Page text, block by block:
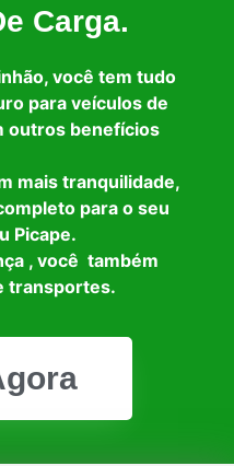
Carga.
você tem tudo
para veículos de
outros benefícios
mais tranquilidade,
para o seu
Picape.
, você também
transportes.